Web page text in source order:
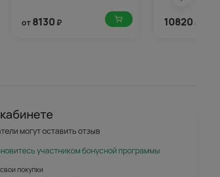
от 8130 ₽ 10820 ₽
могут оставить отзыв
участником бонусной программы
покупки